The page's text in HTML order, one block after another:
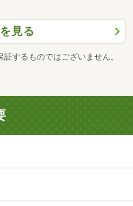
見る
するものではございません。